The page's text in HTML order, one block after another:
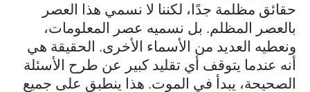
حقائق مظلمة جدًا، لكننا لا نسمي هذا العصر
بالعصر المظلم. بل نسميه عصر المعلومات،
ونعطيه العديد من الأسماء الأخرى. الحقيقة هي
أنه عندما يتوقف أي تقليد كبير عن طرح الأسئلة
الصحيحة، يبدأ في الموت. هذا ينطبق على جميع